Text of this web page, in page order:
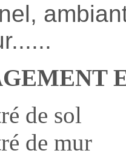
de sol
de mur